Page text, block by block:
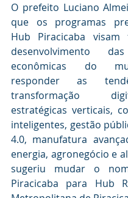
O prefeito Luciano
que os programas
Hub Piracicaba visam
desenvolvimento
econômicas do
responder as
transformação
estratégicas verticais,
inteligentes, gestão
4.0, manufatura
energia, agronegócio e
sugeriu mudar o
Piracicaba para Hub